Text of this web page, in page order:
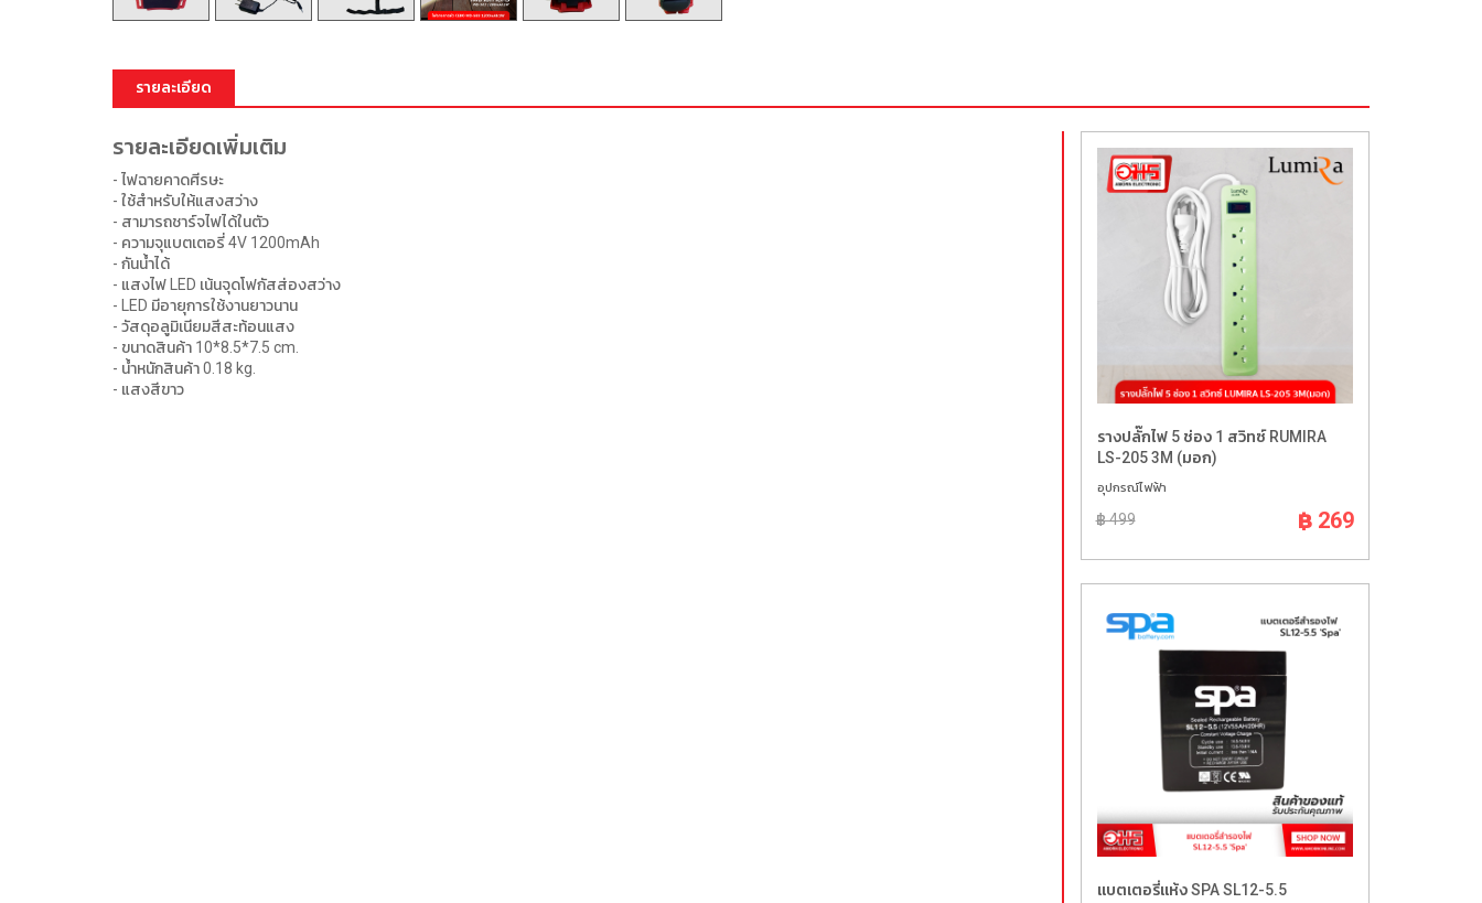
รายละเอียด
รายละเอียดเพิ่มเติม
- ไฟฉายคาดศีรษะ
- ใช้สำหรับให้แสงสว่าง
- สามารถชาร์จไฟได้ในตัว
- ความจุแบตเตอรี่ 4V 1200mAh
- กันน้ำได้
- แสงไฟ LED เน้นจุดโฟกัสส่องสว่าง
- LED มีอายุการใช้งานยาวนาน
- วัสดุอลูมิเนียมสีสะท้อนแสง
- ขนาดสินค้า 10*8.5*7.5 cm.
- น้ำหนักสินค้า 0.18 kg.
- แสงสีขาว
รางปลั๊กไฟ 5 ช่อง 1 สวิทซ์ RUMIRA
LS-205 3M (มอก)
อุปกรณ์ไฟฟ้า
฿ 499 ฿ 269
แบตเตอรี่แห้ง SPA SL12-5.5